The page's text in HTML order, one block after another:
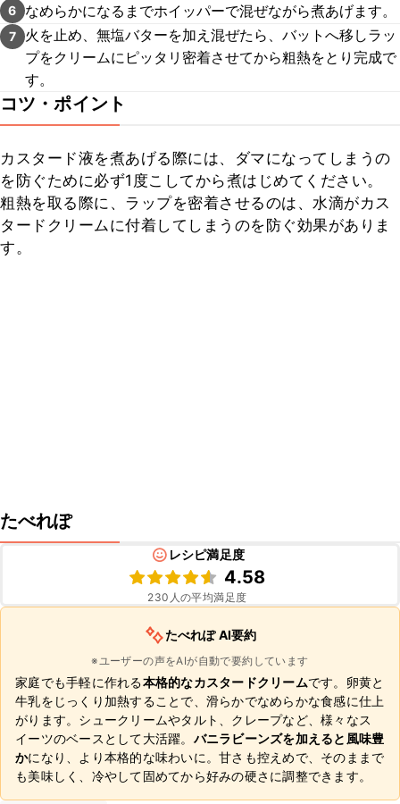
6 なめらかになるまでホイッパーで混ぜながら煮あげます。
7
火を止め、無塩バターを加え混ぜたら、バットへ移しラッ
プをクリームにピッタリ密着させてから粗熱をとり完成で
す。
コツ・ポイント
カスタード液を煮あげる際には、ダマになってしまうの
を防ぐために必ず1度こしてから煮はじめてください。
粗熱を取る際に、ラップを密着させるのは、水滴がカス
タードクリームに付着してしまうのを防ぐ効果がありま
す。
たべれぽ
レシピ満足度
4.58
230 人の平均満足度
たべれぽ AI要約
※ユーザーの声をAIが自動で要約しています
家庭でも手軽に作れる本格的なカスタードクリームです。卵黄と
牛乳をじっくり加熱することで、滑らかでなめらかな食感に仕上
がります。シュークリームやタルト、クレープなど、様々なス
イーツのベースとして大活躍。 バニラビーンズを加えると風味豊
かになり、より本格的な味わいに。甘さも控えめで、そのままで
も美味しく、冷やして固めてから好みの硬さに調整できます。